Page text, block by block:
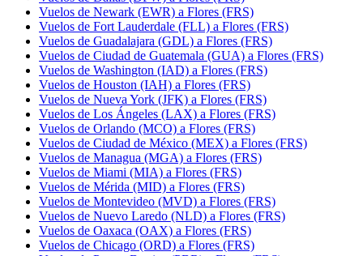
Vuelos de Newark (EWR) a Flores (FRS)
Vuelos de Fort Lauderdale (FLL) a Flores (FRS)
Vuelos de Guadalajara (GDL) a Flores (FRS)
Vuelos de Ciudad de Guatemala (GUA) a Flores (FRS)
Vuelos de Washington (IAD) a Flores (FRS)
Vuelos de Houston (IAH) a Flores (FRS)
Vuelos de Nueva York (JFK) a Flores (FRS)
Vuelos de Los Ángeles (LAX) a Flores (FRS)
Vuelos de Orlando (MCO) a Flores (FRS)
Vuelos de Ciudad de México (MEX) a Flores (FRS)
Vuelos de Managua (MGA) a Flores (FRS)
Vuelos de Miami (MIA) a Flores (FRS)
Vuelos de Mérida (MID) a Flores (FRS)
Vuelos de Montevideo (MVD) a Flores (FRS)
Vuelos de Nuevo Laredo (NLD) a Flores (FRS)
Vuelos de Oaxaca (OAX) a Flores (FRS)
Vuelos de Chicago (ORD) a Flores (FRS)